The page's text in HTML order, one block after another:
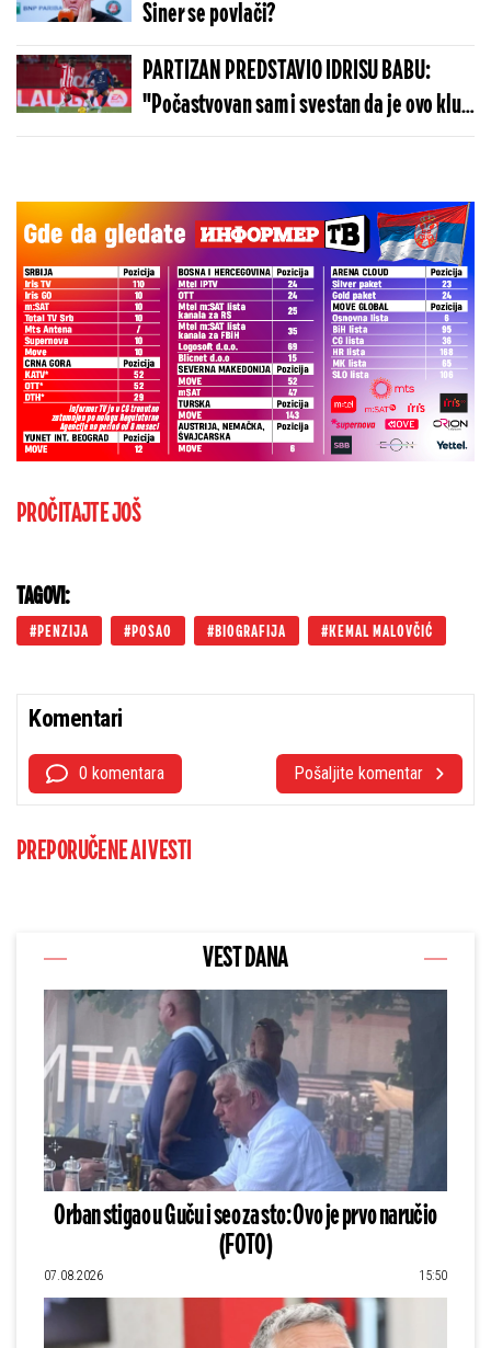
Siner se povlači?
PARTIZAN PREDSTAVIO IDRISU BABU:
"Počastvovan sam i svestan da je ovo klub
sa velikom istorijom"
PROČITAJTE JOŠ
TAGOVI:
PENZIJA POSAO BIOGRAFIJA KEMAL MALOVČIĆ
Komentari
0 komentara Pošaljite komentar
PREPORUČENE AI VESTI
VEST DANA
Orban stigao u Guču i seo za sto: Ovo je prvo naručio
(FOTO)
07.08.2026 15:50